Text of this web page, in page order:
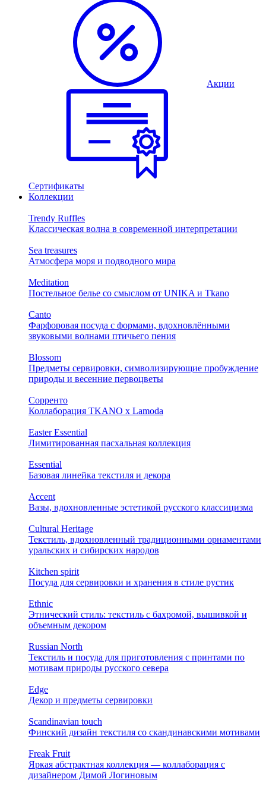
Акции
Сертификаты
Коллекции
Trendy Ruffles
Классическая волна в современной интерпретации
Sea treasures
Атмосфера моря и подводного мира
Meditation
Постельное белье со смыслом от UNIKA и Tkano
Canto
Фарфоровая посуда с формами, вдохновлёнными
звуковыми волнами птичьего пения
Blossom
Предметы сервировки, символизирующие пробуждение
природы и весенние первоцветы
Сорренто
Коллаборация TKANO х Lamoda
Easter Essential
Лимитированная пасхальная коллекция
Essential
Базовая линейка текстиля и декора
Accent
Вазы, вдохновленные эстетикой русского классицизма
Cultural Heritage
Текстиль, вдохновленный традиционными орнаментами
уральских и сибирских народов
Kitchen spirit
Посуда для сервировки и хранения в стиле рустик
Ethnic
Этнический стиль: текстиль с бахромой, вышивкой и
объемным декором
Russian North
Текстиль и посуда для приготовления с принтами по
мотивам природы русского севера
Edge
Декор и предметы сервировки
Scandinavian touch
Финский дизайн текстиля со скандинавскими мотивами
Freak Fruit
Яркая абстрактная коллекция — коллаборация с
дизайнером Димой Логиновым